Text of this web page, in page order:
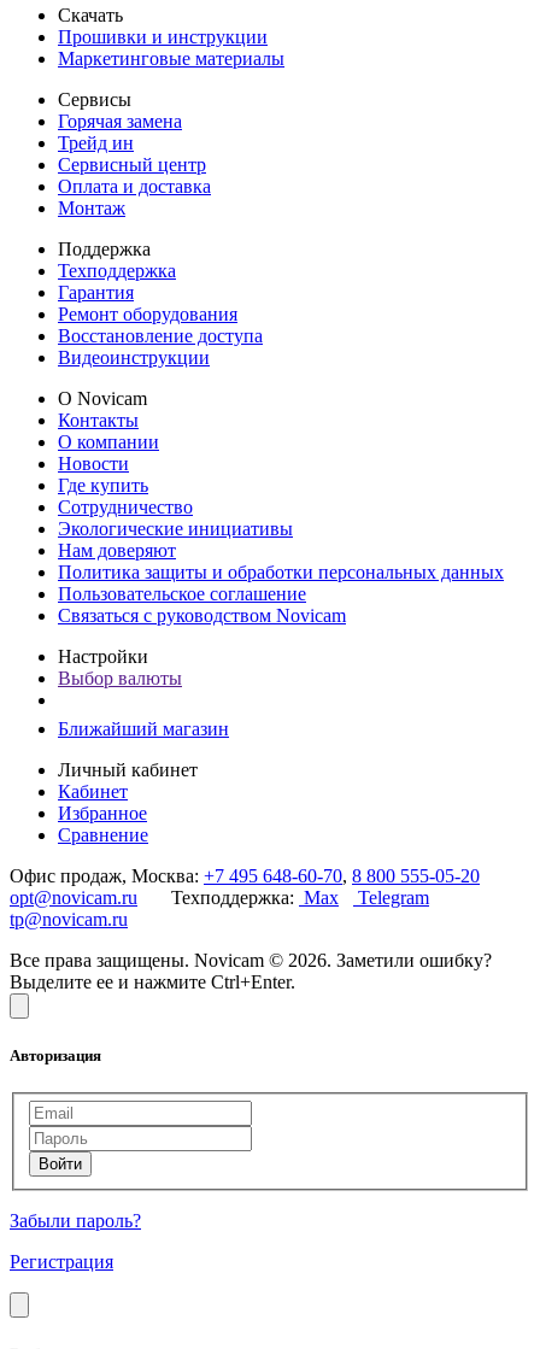
Скачать
Прошивки и инструкции
Маркетинговые материалы
Сервисы
Горячая замена
Трейд ин
Сервисный центр
Оплата и доставка
Монтаж
Поддержка
Техподдержка
Гарантия
Ремонт оборудования
Восстановление доступа
Видеоинструкции
О Novicam
Контакты
О компании
Новости
Где купить
Сотрудничество
Экологические инициативы
Нам доверяют
Политика защиты и обработки персональных данных
Пользовательское соглашение
Связаться с руководством Novicam
Настройки
Выбор валюты
Ближайший магазин
Личный кабинет
Кабинет
Избранное
Сравнение
Офис продаж, Москва: +7 495 648-60-70, 8 800 555-05-20
opt@novicam.ru Техподдержка: Max
Telegram
tp@novicam.ru
Все права защищены. Novicam © 2026. Заметили ошибку?
Выделите ее и нажмите Ctrl+Enter.
Авторизация
Забыли пароль?
Регистрация